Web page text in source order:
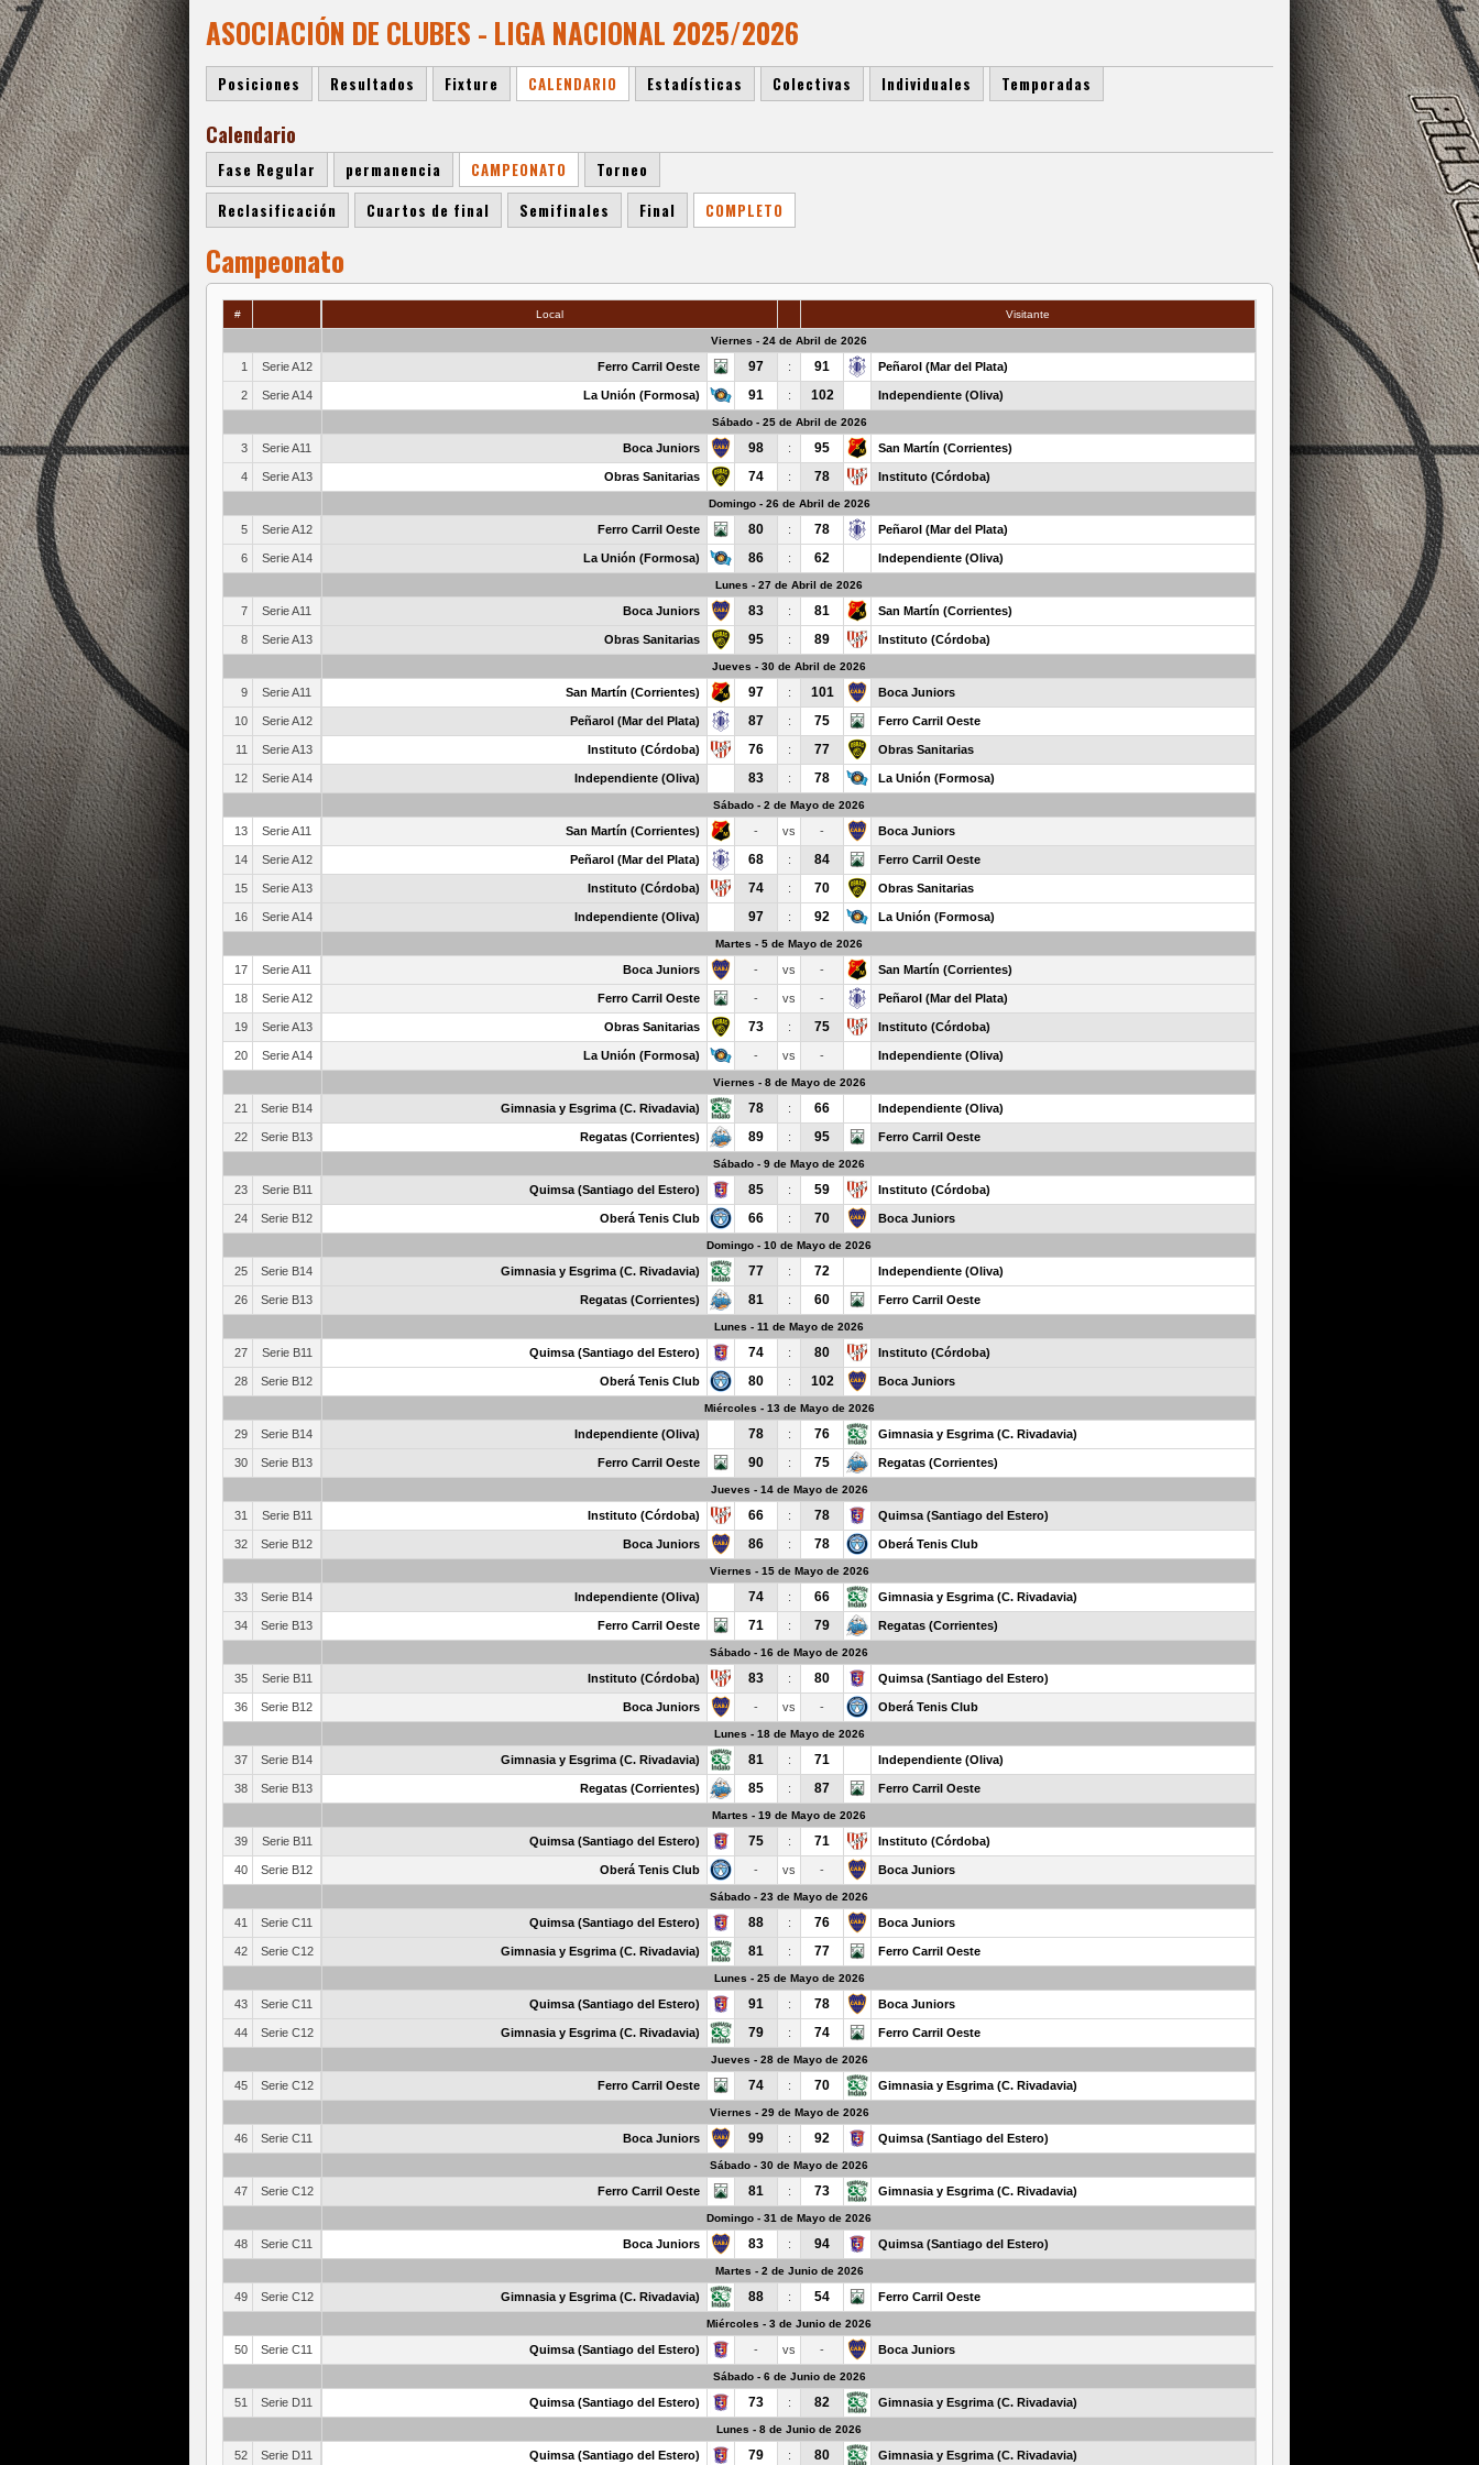
ASOCIACIÓN DE CLUBES - LIGA NACIONAL 2025/2026
Posiciones Resultados Fixture CALENDARIO Estadísticas Colectivas Individuales Temporadas
Calendario
Fase Regular permanencia CAMPEONATO
Torneo
Reclasificación
Cuartos de final Semifinales Final COMPLETO
Campeonato
# Local Visitante
Viernes - 24 de Abril de 2026
1 Serie A12 Ferro Carril Oeste 97 : 91 Peñarol (Mar del Plata)
2 Serie A14 La Unión (Formosa) 91 : 102 Independiente (Oliva)
Sábado - 25 de Abril de 2026
3 Serie A11 Boca Juniors 98 : 95 San Martín (Corrientes)
4 Serie A13 Obras Sanitarias 74 : 78 Instituto (Córdoba)
Domingo - 26 de Abril de 2026
5 Serie A12 Ferro Carril Oeste 80 : 78 Peñarol (Mar del Plata)
6 Serie A14 La Unión (Formosa) 86 : 62 Independiente (Oliva)
Lunes - 27 de Abril de 2026
7 Serie A11 Boca Juniors 83 : 81 San Martín (Corrientes)
8 Serie A13 Obras Sanitarias 95 : 89 Instituto (Córdoba)
Jueves - 30 de Abril de 2026
9 Serie A11 San Martín (Corrientes) 97 : 101 Boca Juniors
10 Serie A12 Peñarol (Mar del Plata) 87 : 75 Ferro Carril Oeste
11 Serie A13 Instituto (Córdoba) 76 : 77 Obras Sanitarias
12 Serie A14 Independiente (Oliva) 83 : 78 La Unión (Formosa)
Sábado - 2 de Mayo de 2026
13 Serie A11 San Martín (Corrientes) - vs - Boca Juniors
14 Serie A12 Peñarol (Mar del Plata) 68 : 84 Ferro Carril Oeste
15 Serie A13 Instituto (Córdoba) 74 : 70 Obras Sanitarias
16 Serie A14 Independiente (Oliva) 97 : 92 La Unión (Formosa)
Martes - 5 de Mayo de 2026
17 Serie A11 Boca Juniors - vs - San Martín (Corrientes)
18 Serie A12 Ferro Carril Oeste - vs - Peñarol (Mar del Plata)
19 Serie A13 Obras Sanitarias 73 : 75 Instituto (Córdoba)
20 Serie A14 La Unión (Formosa) - vs - Independiente (Oliva)
Viernes - 8 de Mayo de 2026
21 Serie B14 Gimnasia y Esgrima (C. Rivadavia) 78 : 66 Independiente (Oliva)
22 Serie B13 Regatas (Corrientes) 89 : 95 Ferro Carril Oeste
Sábado - 9 de Mayo de 2026
23 Serie B11 Quimsa (Santiago del Estero) 85 : 59 Instituto (Córdoba)
24 Serie B12 Oberá Tenis Club 66 : 70 Boca Juniors
Domingo - 10 de Mayo de 2026
25 Serie B14 Gimnasia y Esgrima (C. Rivadavia) 77 : 72 Independiente (Oliva)
26 Serie B13 Regatas (Corrientes) 81 : 60 Ferro Carril Oeste
Lunes - 11 de Mayo de 2026
27 Serie B11 Quimsa (Santiago del Estero) 74 : 80 Instituto (Córdoba)
28 Serie B12 Oberá Tenis Club 80 : 102 Boca Juniors
Miércoles - 13 de Mayo de 2026
29 Serie B14 Independiente (Oliva) 78 : 76 Gimnasia y Esgrima (C. Rivadavia)
30 Serie B13 Ferro Carril Oeste 90 : 75 Regatas (Corrientes)
Jueves - 14 de Mayo de 2026
31 Serie B11 Instituto (Córdoba) 66 : 78 Quimsa (Santiago del Estero)
32 Serie B12 Boca Juniors 86 : 78 Oberá Tenis Club
Viernes - 15 de Mayo de 2026
33 Serie B14 Independiente (Oliva) 74 : 66 Gimnasia y Esgrima (C. Rivadavia)
34 Serie B13 Ferro Carril Oeste 71 : 79 Regatas (Corrientes)
Sábado - 16 de Mayo de 2026
35 Serie B11 Instituto (Córdoba) 83 : 80 Quimsa (Santiago del Estero)
36 Serie B12 Boca Juniors - vs - Oberá Tenis Club
Lunes - 18 de Mayo de 2026
37 Serie B14 Gimnasia y Esgrima (C. Rivadavia) 81 : 71 Independiente (Oliva)
38 Serie B13 Regatas (Corrientes) 85 : 87 Ferro Carril Oeste
Martes - 19 de Mayo de 2026
39 Serie B11 Quimsa (Santiago del Estero) 75 : 71 Instituto (Córdoba)
40 Serie B12 Oberá Tenis Club - vs - Boca Juniors
Sábado - 23 de Mayo de 2026
41 Serie C11 Quimsa (Santiago del Estero) 88 : 76 Boca Juniors
42 Serie C12 Gimnasia y Esgrima (C. Rivadavia) 81 : 77 Ferro Carril Oeste
Lunes - 25 de Mayo de 2026
43 Serie C11 Quimsa (Santiago del Estero) 91 : 78 Boca Juniors
44 Serie C12 Gimnasia y Esgrima (C. Rivadavia) 79 : 74 Ferro Carril Oeste
Jueves - 28 de Mayo de 2026
45 Serie C12 Ferro Carril Oeste 74 : 70 Gimnasia y Esgrima (C. Rivadavia)
Viernes - 29 de Mayo de 2026
46 Serie C11 Boca Juniors 99 : 92 Quimsa (Santiago del Estero)
Sábado - 30 de Mayo de 2026
47 Serie C12 Ferro Carril Oeste 81 : 73 Gimnasia y Esgrima (C. Rivadavia)
Domingo - 31 de Mayo de 2026
48 Serie C11 Boca Juniors 83 : 94 Quimsa (Santiago del Estero)
Martes - 2 de Junio de 2026
49 Serie C12 Gimnasia y Esgrima (C. Rivadavia) 88 : 54 Ferro Carril Oeste
Miércoles - 3 de Junio de 2026
50 Serie C11 Quimsa (Santiago del Estero) - vs - Boca Juniors
Sábado - 6 de Junio de 2026
51 Serie D11 Quimsa (Santiago del Estero) 73 : 82 Gimnasia y Esgrima (C. Rivadavia)
Lunes - 8 de Junio de 2026
52 Serie D11 Quimsa (Santiago del Estero) 79 : 80 Gimnasia y Esgrima (C. Rivadavia)